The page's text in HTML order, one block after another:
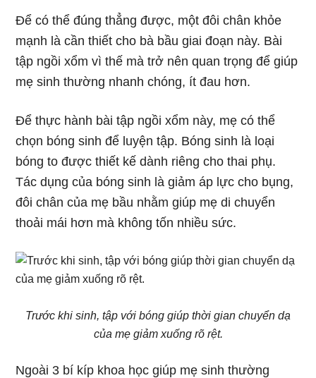
Để có thể đúng thẳng được, một đôi chân khỏe
mạnh là cần thiết cho bà bầu giai đoạn này. Bài
tập ngồi xổm vì thế mà trở nên quan trọng để giúp
mẹ sinh thường nhanh chóng, ít đau hơn.
Để thực hành bài tập ngồi xổm này, mẹ có thể
chọn bóng sinh để luyện tập. Bóng sinh là loại
bóng to được thiết kế dành riêng cho thai phụ.
Tác dụng của bóng sinh là giảm áp lực cho bụng,
đôi chân của mẹ bầu nhằm giúp mẹ di chuyển
thoải mái hơn mà không tốn nhiều sức.
Trước khi sinh, tập với bóng giúp thời gian chuyển dạ
của mẹ giảm xuống rõ rệt.
Ngoài 3 bí kíp khoa học giúp mẹ sinh thường